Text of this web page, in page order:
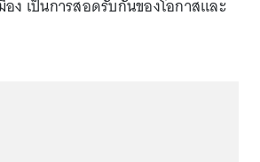
ง เป็นการสอดรับกันของโอกาสและ